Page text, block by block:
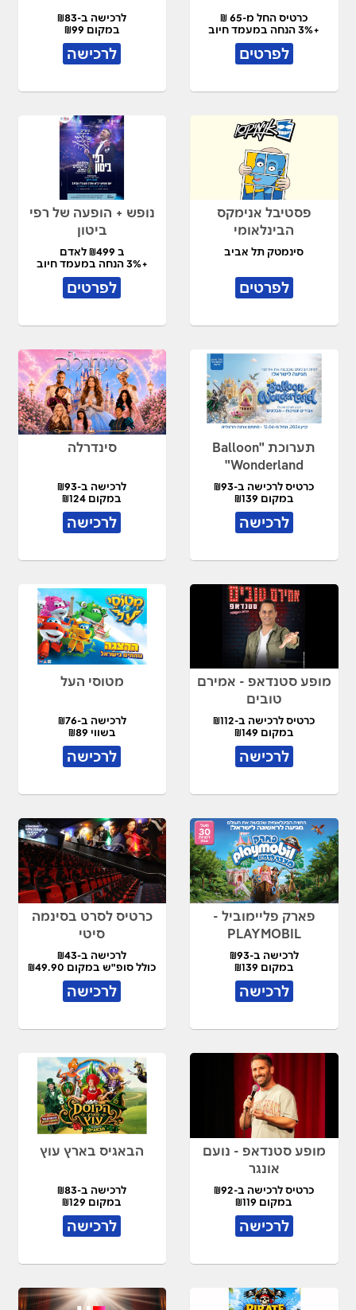
כרטיס החל מ-65 ₪
+3% הנחה במעמד חיוב
לפרטים
לרכישה ב-₪83
במקום ₪99
לרכישה
פסטיבל אנימקס
הבינלאומי
סינמטק תל אביב
לפרטים
נופש + הופעה של רפי
ביטון
ב ₪499 לאדם
+3% הנחה במעמד חיוב
לפרטים
תערוכת "Balloon
Wonderland"
כרטיס לרכישה ב-₪93
במקום ₪139
לרכישה
סינדרלה
לרכישה ב-₪93
במקום ₪124
לרכישה
מופע סטנדאפ - אמירם
טובים
כרטיס לרכישה ב-₪112
במקום ₪149
לרכישה
מטוסי העל
לרכישה ב-₪76
בשווי ₪89
לרכישה
פארק פליימוביל -
PLAYMOBIL
לרכישה ב-₪93
במקום ₪139
לרכישה
כרטיס לסרט בסינמה
סיטי
לרכישה ב-₪43
כולל סופ"ש במקום ₪49.90
לרכישה
מופע סטנדאפ - נועם
אונגר
כרטיס לרכישה ב-₪92
במקום ₪119
לרכישה
הבאגיס בארץ עוץ
לרכישה ב-₪83
במקום ₪129
לרכישה